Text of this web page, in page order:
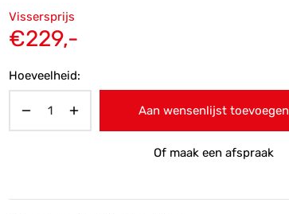
Oorspronkelijke
prijs was:
Vissersprijs
€229,-
€229,-.
Hoeveelheid:
Aan wensenlijst toevoegen
Of maak een afspraak